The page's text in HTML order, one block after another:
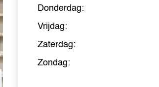
Donderdag:
Vrijdag:
Zaterdag:
Zondag: